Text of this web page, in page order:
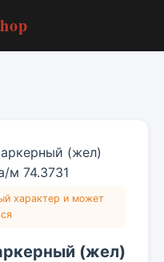
характер и может
(жел)